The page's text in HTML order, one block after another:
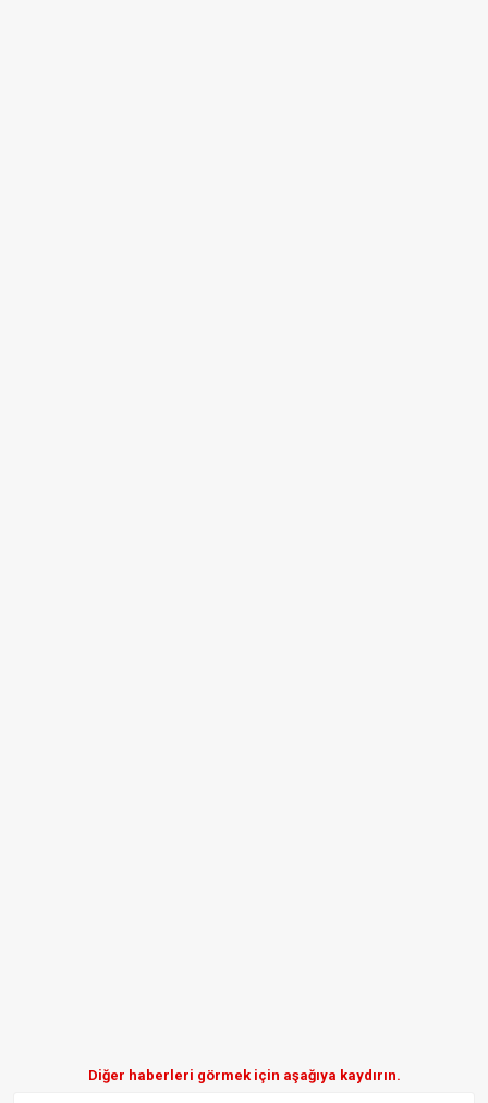
Diğer haberleri görmek için aşağıya kaydırın.